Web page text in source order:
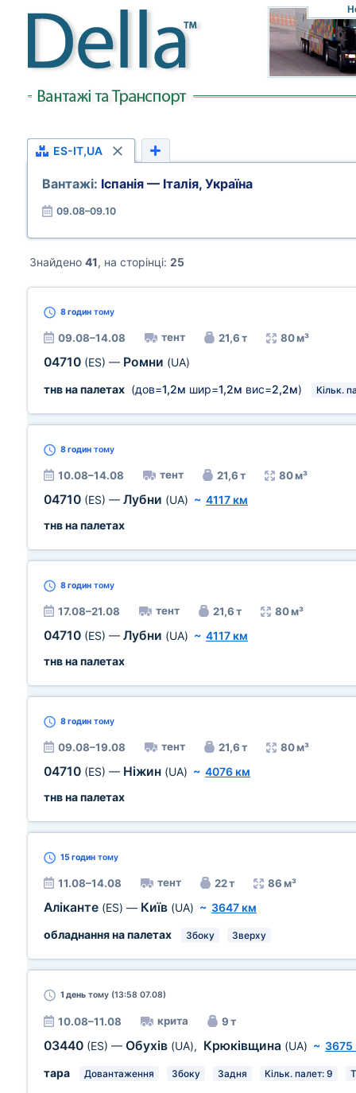
ES-IT,UA
Вантажі: Іспанія — Італія, Україна
09.08–09.10
Знайдено 41, на сторінці: 25
8 годин тому
09.08–14.08 тент 21,6 т 80 м³
04710 (ES) — Ромни (UA)
тнв на палетах (дов=1,2м шир=1,2м вис=2,2м) Кільк.
8 годин тому
10.08–14.08 тент 21,6 т 80 м³
04710 (ES) — Лубни (UA) ~ 4117 км
тнв на палетах
8 годин тому
17.08–21.08 тент 21,6 т 80 м³
04710 (ES) — Лубни (UA) ~ 4117 км
тнв на палетах
8 годин тому
09.08–19.08 тент 21,6 т 80 м³
04710 (ES) — Ніжин (UA) ~ 4076 км
тнв на палетах
15 годин тому
11.08–14.08 тент 22 т 86 м³
Аліканте (ES) — Київ (UA) ~ 3647 км
обладнання на палетах
Збоку Зверху
1 день тому (13:58 07.08)
10.08–11.08 крита 9 т
03440 (ES) — Обухів (UA), Крюківщина (UA) ~ 3675
тара
Довантаження Збоку Задня Кільк. палет: 9